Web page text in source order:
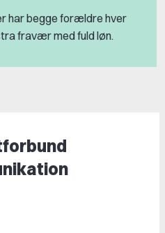
har begge forældre hver
fravær med fuld løn.